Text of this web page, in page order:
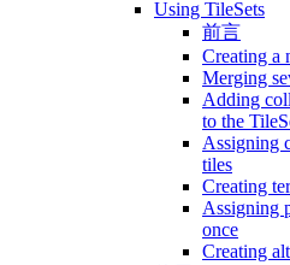
Using TileSets
前言
Creating a
Merging
Adding
to the
Assigning
tiles
Creating
Assigning
once
Creating